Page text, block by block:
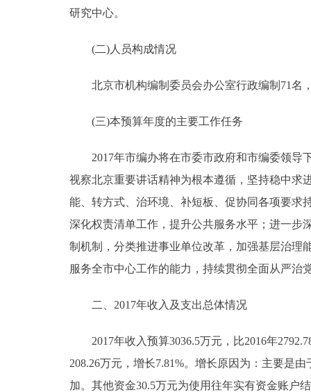
便民服务
中介服务
政民互动
12345网上接诉即办
参与调查
北京概况
ENGLISH
研究中心。
(二)人员构成情况
北京市机构编制委员会办公室行政编制71名
(三)本预算年度的主要工作任务
2017年市编办将在市委市政府和市编委领导下
视察北京重要讲话精神为根本遵循，坚持稳中求
能、转方式、治环境、补短板、促协同各项要求
深化权责清单工作，提升公共服务水平；进一步
制机制，分类推进事业单位改革，加强基层治理
服务全市中心工作的能力，持续贯彻全面从严治
二、2017年收入及支出总体情况
2017年收入预算3036.5万元，比2016年
208.26万元，增长7.81%。增长原因为：主要是
加。其他资金30.5万元为使用往年实有资金账户